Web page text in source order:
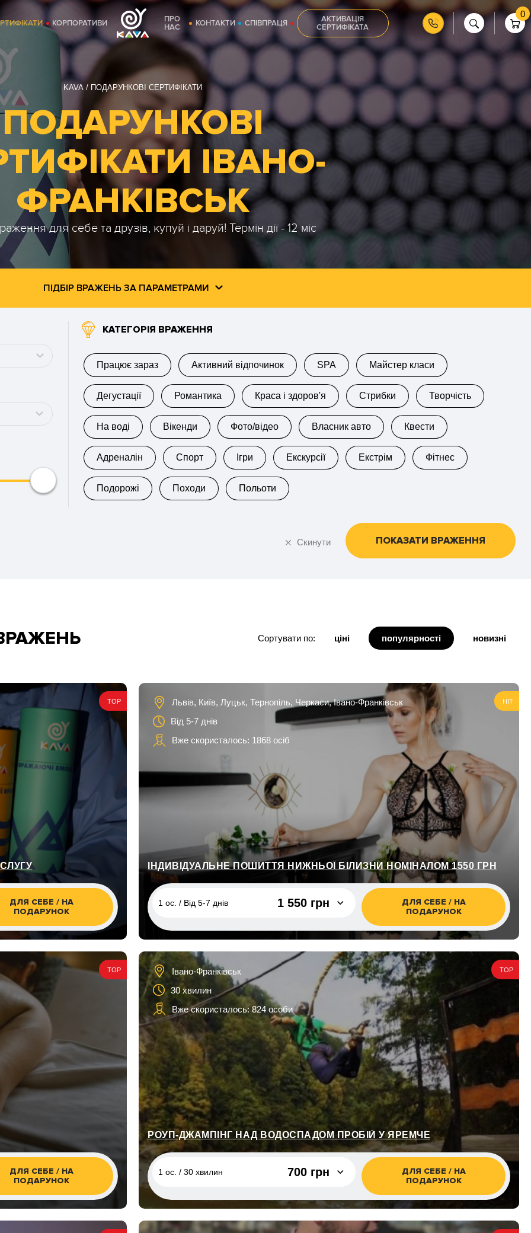
КОРПОРАТИВИ
ПРО
НАС
КОНТАКТИ СПІВПРАЦЯ
АКТИВАЦІЯ
СЕРТИФІКАТА
0
KAVA ПОДАРУНКОВІ СЕРТИФІКАТИ
ПОДАРУНКОВІ
ІВАНО-
ФРАНКІВСЬК
для себе та друзів, купуй і даруй! Термін дії - 12 міс
ПІДБІР ВРАЖЕНЬ ЗА ПАРАМЕТРАМИ
КАТЕГОРІЯ ВРАЖЕННЯ
Працює зараз Активний відпочинок SPA Майстер класи
Дегустації Романтика Краса і здоров'я Стрибки Творчість
На воді Вікенди Фото/відео Власник авто Квести
Адреналін Спорт Ігри Екскурсії Екстрім Фітнес
Подорожі Походи Польоти
Скинути ПОКАЗАТИ ВРАЖЕННЯ
Сортувати по: ціні популярності новизні
TOP
ДЛЯ СЕБЕ / НА
ПОДАРУНОК
Львів, Київ, Луцьк, Тернопіль, Черкаси, Івано-Франківськ
Від 5-7 днів
Вже скористалось: 1868 осіб
HIT
ІНДИВІДУАЛЬНЕ ПОШИТТЯ НИЖНЬОЇ БІЛИЗНИ НОМІНАЛОМ 1550 ГРН
1 ос. / Від 5-7 днів 1 550 грн
1 ос. / Від 5-7 днів 1 550 грн
1 ос. / Від 5-7 днів 2 000 грн
ДЛЯ СЕБЕ / НА
ПОДАРУНОК
TOP
ДЛЯ СЕБЕ / НА
ПОДАРУНОК
Івано-Франківськ
30 хвилин
Вже скористалось: 824 особи
TOP
РОУП-ДЖАМПІНГ НАД ВОДОСПАДОМ ПРОБІЙ У ЯРЕМЧЕ
1 ос. / 30 хвилин 700 грн
700 грн
1 ос. / 30 хвилин 900 грн
ДЛЯ СЕБЕ / НА
ПОДАРУНОК